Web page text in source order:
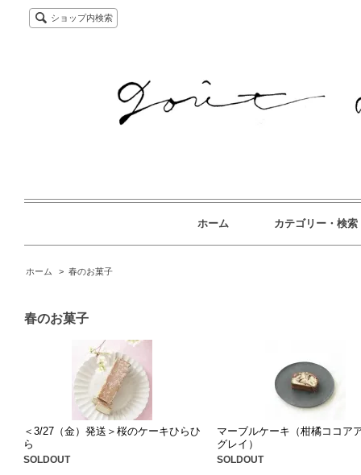
ショップ内検索
ホーム カテゴリー・検索
ホーム > 春のお菓子
春のお菓子
＜3/27（金）発送＞桜のケーキひらひ
ら
SOLDOUT
マーブルケーキ（柑橘ココア
グレイ）
SOLDOUT